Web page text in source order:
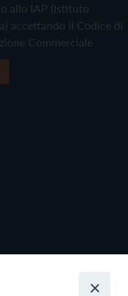
allo IAP (Istituto
accettando il Codice di
Commerciale